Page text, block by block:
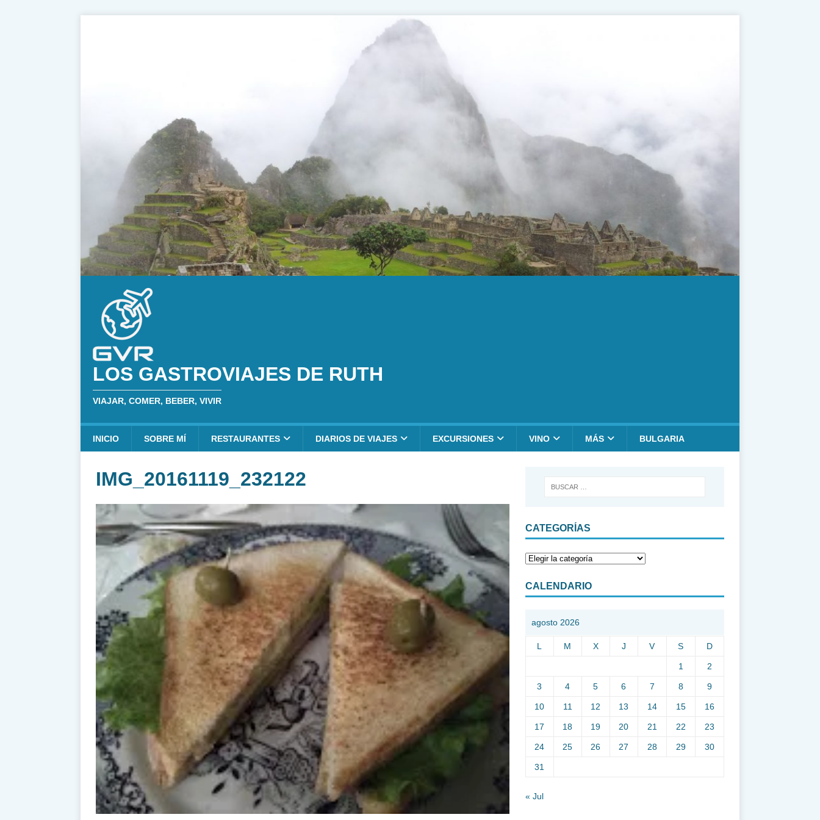
LOS GASTROVIAJES DE RUTH
VIAJAR, COMER, BEBER, VIVIR
INICIO SOBRE MÍ RESTAURANTES DIARIOS DE VIAJES EXCURSIONES VINO MÁS BULGARIA
IMG_20161119_232122
CATEGORÍAS
CALENDARIO
agosto 2026
L M X J V S D
1 2
3 4 5 6 7 8 9
10 11 12 13 14 15 16
17 18 19 20 21 22 23
24 25 26 27 28 29 30
31
« Jul